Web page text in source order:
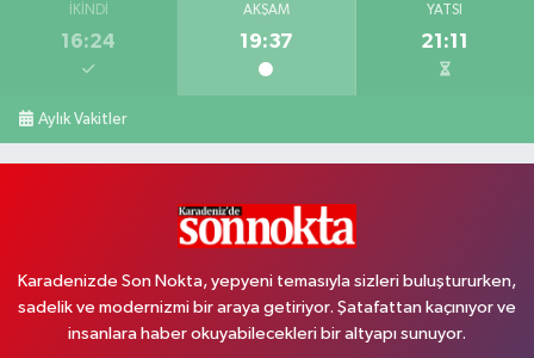
İKINDI
16:24
AKŞAM
19:37
YATSI
21:11
Aylık Vakitler
Karadenizde Son Nokta, yepyeni temasıyla sizleri buluştururken,
sadelik ve modernizmi bir araya getiriyor. Şatafattan kaçınıyor ve
insanlara haber okuyabilecekleri bir altyapı sunuyor.